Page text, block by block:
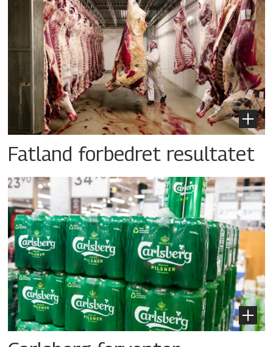
Fatland forbedret resultatet